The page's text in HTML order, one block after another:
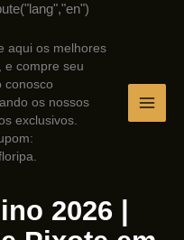
o
aqui os melhores
e compre seu
conosco
os nossos
exclusivos.
2026 |